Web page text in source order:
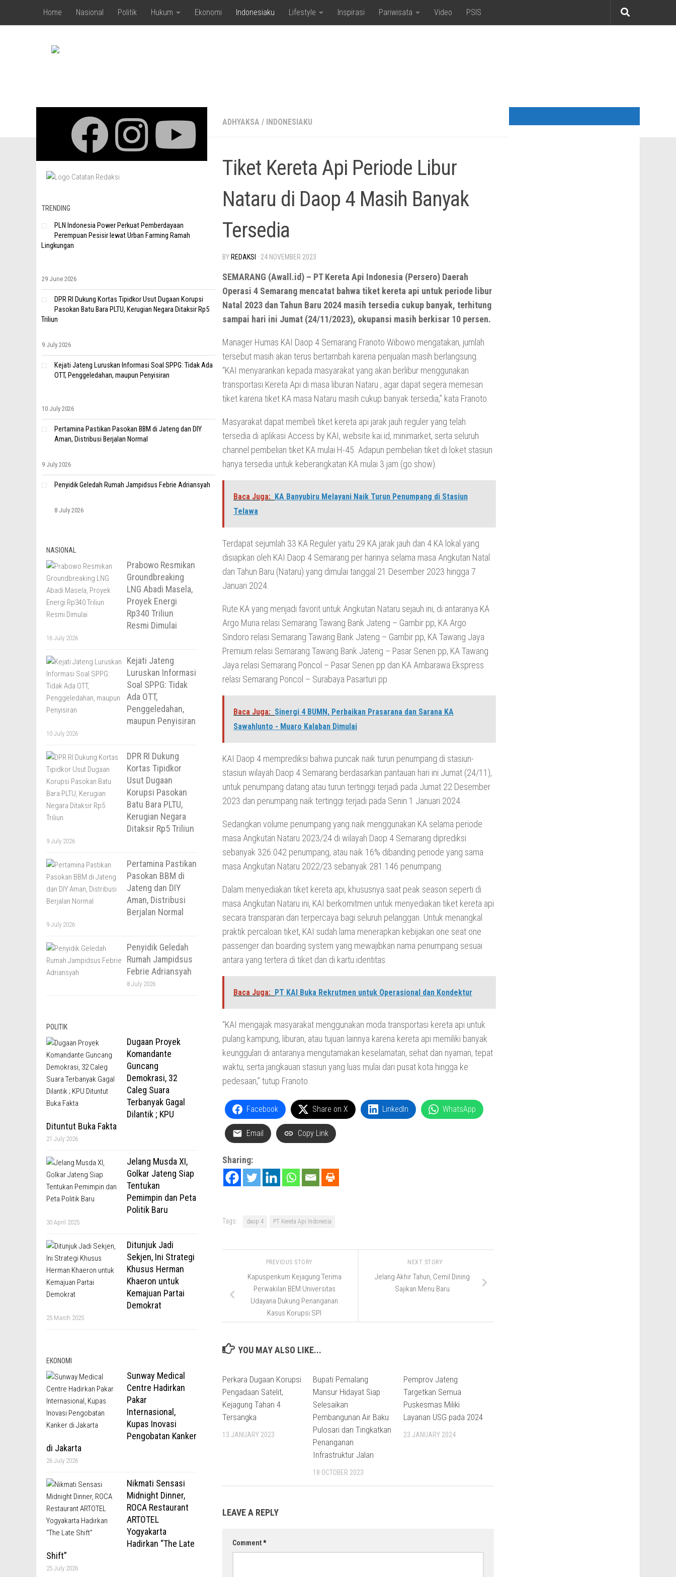
Skip to content
Home Nasional Politik Hukum Ekonomi Indonesiaku Lifestyle Inspirasi Pariwisata Video PSIS
ADHYAKSA / INDONESIAKU
Tiket Kereta Api Periode Libur
Nataru di Daop 4 Masih Banyak
Tersedia
BY REDAKSI · 24 NOVEMBER 2023
SEMARANG (Awall.id) – PT Kereta Api Indonesia (Persero) Daerah
Operasi 4 Semarang mencatat bahwa tiket kereta api untuk periode libur
Natal 2023 dan Tahun Baru 2024 masih tersedia cukup banyak, terhitung
sampai hari ini Jumat (24/11/2023), okupansi masih berkisar 10 persen.
Manager Humas KAI Daop 4 Semarang Franoto Wibowo mengatakan, jumlah
tersebut masih akan terus bertambah karena penjualan masih berlangsung.
“KAI menyarankan kepada masyarakat yang akan berlibur menggunakan
transportasi Kereta Api di masa liburan Nataru , agar dapat segera memesan
tiket karena tiket KA masa Nataru masih cukup banyak tersedia,” kata Franoto.
Masyarakat dapat membeli tiket kereta api jarak jauh reguler yang telah
tersedia di aplikasi Access by KAI, website kai.id, minimarket, serta seluruh
channel pembelian tiket KA mulai H-45. Adapun pembelian tiket di loket stasiun
hanya tersedia untuk keberangkatan KA mulai 3 jam (go show).
Baca Juga: KA Banyubiru Melayani Naik Turun Penumpang di Stasiun
Telawa
Terdapat sejumlah 33 KA Reguler yaitu 29 KA jarak jauh dan 4 KA lokal yang
disiapkan oleh KAI Daop 4 Semarang per harinya selama masa Angkutan Natal
dan Tahun Baru (Nataru) yang dimulai tanggal 21 Desember 2023 hingga 7
Januari 2024.
Rute KA yang menjadi favorit untuk Angkutan Nataru sejauh ini, di antaranya KA
Argo Muria relasi Semarang Tawang Bank Jateng – Gambir pp, KA Argo
Sindoro relasi Semarang Tawang Bank Jateng – Gambir pp, KA Tawang Jaya
Premium relasi Semarang Tawang Bank Jateng – Pasar Senen pp, KA Tawang
Jaya relasi Semarang Poncol – Pasar Senen pp dan KA Ambarawa Ekspress
relasi Semarang Poncol – Surabaya Pasarturi pp.
Baca Juga: Sinergi 4 BUMN, Perbaikan Prasarana dan Sarana KA
Sawahlunto - Muaro Kalaban Dimulai
KAI Daop 4 memprediksi bahwa puncak naik turun penumpang di stasiun-
stasiun wilayah Daop 4 Semarang berdasarkan pantauan hari ini Jumat (24/11),
untuk penumpang datang atau turun tertinggi terjadi pada Jumat 22 Desember
2023 dan penumpang naik tertinggi terjadi pada Senin 1 Januari 2024.
Sedangkan volume penumpang yang naik menggunakan KA selama periode
masa Angkutan Nataru 2023/24 di wilayah Daop 4 Semarang diprediksi
sebanyak 326.042 penumpang, atau naik 16% dibanding periode yang sama
masa Angkutan Nataru 2022/23 sebanyak 281.146 penumpang.
Dalam menyediakan tiket kereta api, khususnya saat peak season seperti di
masa Angkutan Nataru ini, KAI berkomitmen untuk menyediakan tiket kereta api
secara transparan dan terpercaya bagi seluruh pelanggan. Untuk menangkal
praktik percaloan tiket, KAI sudah lama menerapkan kebijakan one seat one
passenger dan boarding system yang mewajibkan nama penumpang sesuai
antara yang tertera di tiket dan di kartu identitas.
Baca Juga: PT KAI Buka Rekrutmen untuk Operasional dan Kondektur
“KAI mengajak masyarakat menggunakan moda transportasi kereta api untuk
pulang kampung, liburan, atau tujuan lainnya karena kereta api memiliki banyak
keunggulan di antaranya mengutamakan keselamatan, sehat dan nyaman, tepat
waktu, serta jangkauan stasiun yang luas mulai dari pusat kota hingga ke
pedesaan,” tutup Franoto.
Facebook Share on X LinkedIn WhatsApp
Email Copy Link
Sharing:
Tags: daop 4 PT Kereta Api Indonesia
NEXT STORY
Jelang Akhir Tahun, Cemil Dining
Sajikan Menu Baru
PREVIOUS STORY
Kapuspenkum Kejagung Terima
Perwakilan BEM Universitas
Udayana Dukung Penanganan
Kasus Korupsi SPI
YOU MAY ALSO LIKE...
Perkara Dugaan Korupsi
Pengadaan Satelit,
Kejagung Tahan 4
Tersangka
13 JANUARY 2023
Bupati Pemalang
Mansur Hidayat Siap
Selesaikan
Pembangunan Air Baku
Pulosari dan Tingkatkan
Penanganan
Infrastruktur Jalan
18 OCTOBER 2023
Pemprov Jateng
Targetkan Semua
Puskesmas Miliki
Layanan USG pada 2024
23 JANUARY 2024
LEAVE A REPLY
Comment*
TRENDING
PLN Indonesia Power Perkuat Pemberdayaan
Perempuan Pesisir lewat Urban Farming Ramah
Lingkungan
29 June 2026
DPR RI Dukung Kortas Tipidkor Usut Dugaan Korupsi
Pasokan Batu Bara PLTU, Kerugian Negara Ditaksir Rp5
Triliun
9 July 2026
Kejati Jateng Luruskan Informasi Soal SPPG: Tidak Ada
OTT, Penggeledahan, maupun Penyisiran
10 July 2026
Pertamina Pastikan Pasokan BBM di Jateng dan DIY
Aman, Distribusi Berjalan Normal
9 July 2026
Penyidik Geledah Rumah Jampidsus Febrie Adriansyah
8 July 2026
NASIONAL
Prabowo Resmikan
Groundbreaking
LNG Abadi Masela,
Proyek Energi
Rp340 Triliun
Resmi Dimulai
16 July 2026
Kejati Jateng
Luruskan Informasi
Soal SPPG: Tidak
Ada OTT,
Penggeledahan,
maupun Penyisiran
10 July 2026
DPR RI Dukung
Kortas Tipidkor
Usut Dugaan
Korupsi Pasokan
Batu Bara PLTU,
Kerugian Negara
Ditaksir Rp5 Triliun
9 July 2026
Pertamina Pastikan
Pasokan BBM di
Jateng dan DIY
Aman, Distribusi
Berjalan Normal
9 July 2026
Penyidik Geledah
Rumah Jampidsus
Febrie Adriansyah
8 July 2026
POLITIK
Dugaan Proyek
Komandante
Guncang
Demokrasi, 32
Caleg Suara
Terbanyak Gagal
Dilantik ; KPU
Dituntut Buka Fakta
21 July 2026
Jelang Musda XI,
Golkar Jateng Siap
Tentukan
Pemimpin dan Peta
Politik Baru
30 April 2025
Ditunjuk Jadi
Sekjen, Ini Strategi
Khusus Herman
Khaeron untuk
Kemajuan Partai
Demokrat
25 March 2025
EKONOMI
Sunway Medical
Centre Hadirkan
Pakar
Internasional,
Kupas Inovasi
Pengobatan Kanker
di Jakarta
26 July 2026
Nikmati Sensasi
Midnight Dinner,
ROCA Restaurant
ARTOTEL
Yogyakarta
Hadirkan “The Late
Shift”
25 July 2026